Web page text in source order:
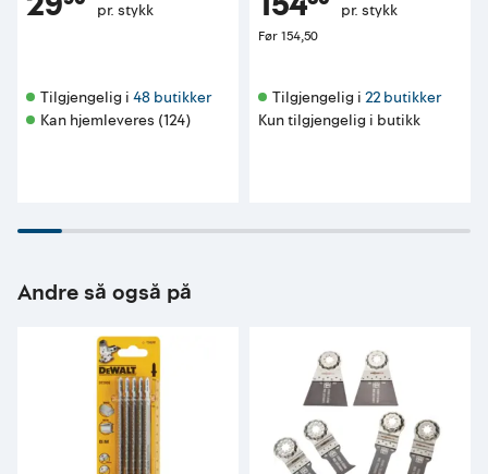
pr. stykk
Tilgjengelig i 48 butikker
Kan hjemleveres (124)
pr. stykk
Før154,50
Tilgjengelig i 22 butikker
Kun tilgjengelig i butikk
Andre så også på